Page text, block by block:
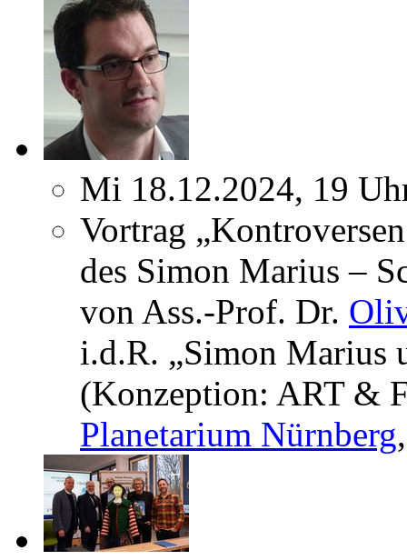
Mi 18.12.2024, 19
Vortrag
des Simon Marius –
von Ass.-Prof. Dr.
i.d.R. „Simon Marius
(Konzeption: ART &
Planetarium Nürnberg